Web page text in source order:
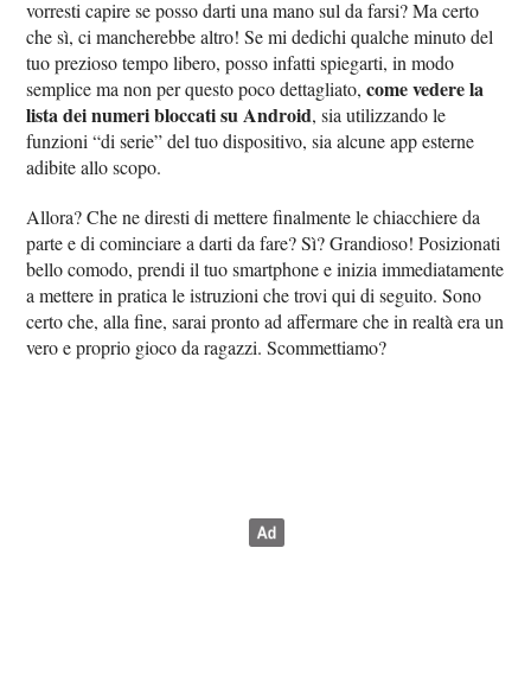
vorresti capire se posso darti una mano sul da farsi? Ma certo
che sì, ci mancherebbe altro! Se mi dedichi qualche minuto del
tuo prezioso tempo libero, posso infatti spiegarti, in modo
semplice ma non per questo poco dettagliato,come vedere la
lista dei numeri bloccati su Android, sia utilizzando le
funzioni “di serie” del tuo dispositivo, sia alcune app esterne
adibite allo scopo.
Allora? Che ne diresti di mettere finalmente le chiacchiere da
parte e di cominciare a darti da fare? Sì? Grandioso! Posizionati
bello comodo, prendi il tuo smartphone e inizia immediatamente
a mettere in pratica le istruzioni che trovi qui di seguito. Sono
certo che, alla fine, sarai pronto ad affermare che in realtà era un
vero e proprio gioco da ragazzi. Scommettiamo?